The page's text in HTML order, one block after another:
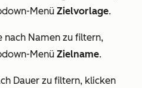
Menü Zielvorlage.
nach Namen zu filtern,
Menü Zielname.
Dauer zu filtern, klicken